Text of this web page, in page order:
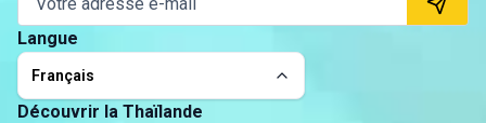
Langue
Français
Découvrir la Thaïlande